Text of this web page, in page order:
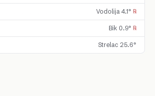
Vodolija 4.1° ℞
Bik 0.9° ℞
Strelac 25.6°